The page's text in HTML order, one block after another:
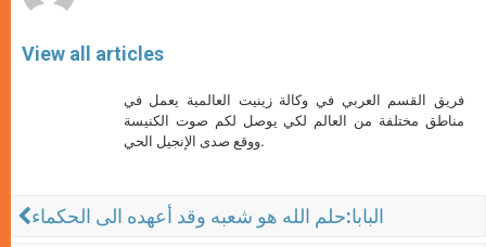
View all articles
فريق القسم العربي في وكالة زينيت العالمية يعمل في
مناطق مختلفة من العالم لكي يوصل لكم صوت الكنيسة
ووقع صدى الإنجيل الحي.
البابا:حلم الله هو شعبه وقد أعهده الى الحكماء